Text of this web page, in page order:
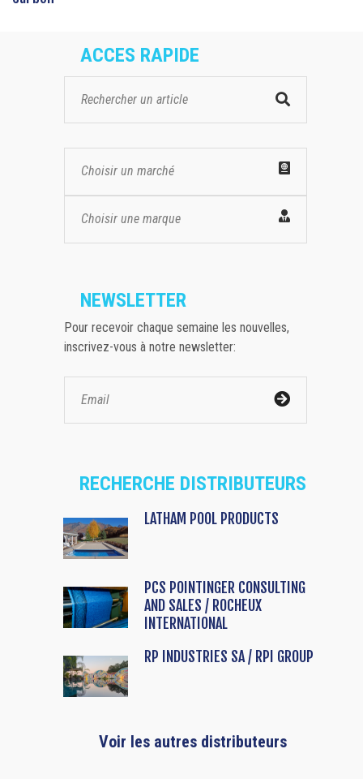
ACCES RAPIDE
Choisir un marché
Choisir une marque
NEWSLETTER
Pour recevoir chaque semaine les nouvelles,
inscrivez-vous à notre newsletter:
RECHERCHE DISTRIBUTEURS
LATHAM POOL PRODUCTS
PCS POINTINGER CONSULTING
AND SALES / ROCHEUX
INTERNATIONAL
RP INDUSTRIES SA / RPI GROUP
Voir les autres distributeurs